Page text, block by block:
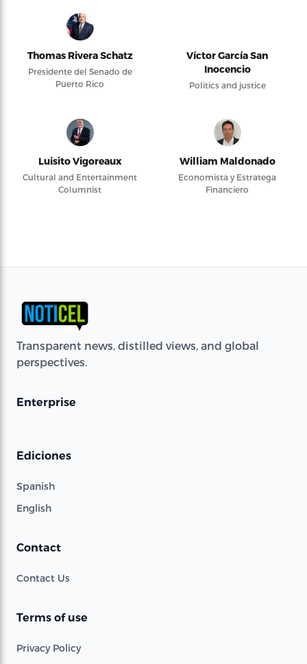
Thomas Rivera Schatz
Presidente del Senado de
Puerto Rico
Víctor García San
Inocencio
Politics and justice
Luisito Vigoreaux
Cultural and Entertainment
Columnist
William Maldonado
Economista y Estratega
Financiero
Transparent news, distilled views, and global
perspectives.
Enterprise
Ediciones
Spanish
English
Contact
Contact Us
Terms of use
Privacy Policy